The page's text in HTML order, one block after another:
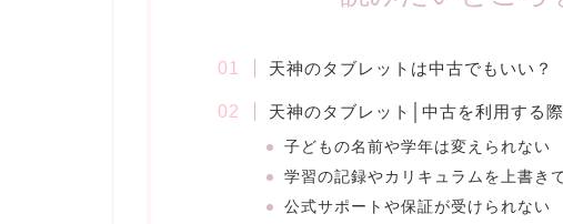
天神のタブレットは中古でもいい？
天神のタブレット│中古を利用する
子どもの名前や学年は変えられない
学習の記録やカリキュラムを上書き
公式サポートや保証が受けられない